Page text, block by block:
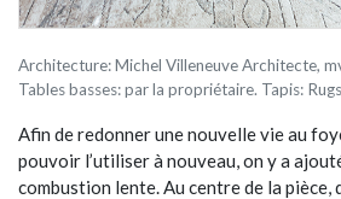
Architecture: Michel Villeneuve Architecte,
Tables basses: par la propriétaire. Tapis:
Afin de redonner une nouvelle vie au
pouvoir l’utiliser à nouveau, on y a
combustion lente. Au centre de la pièce,